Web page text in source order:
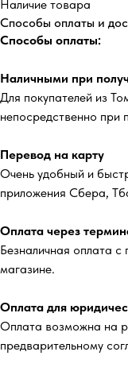
Наличие товара
Способы оплаты и
Способы оплаты:
Наличными при
Для покупателей из
непосредственно при
Перевод на карту
Очень удобный и
приложения Сбера,
Оплата через
Безналичная оплата
магазине.
Оплата для
Оплата возможна на
предварительному